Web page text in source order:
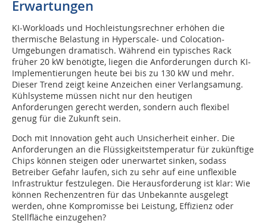
Erwartungen
KI-Workloads und Hochleistungsrechner erhöhen die
thermische Belastung in Hyperscale- und Colocation-
Umgebungen dramatisch. Während ein typisches Rack
früher 20 kW benötigte, liegen die Anforderungen durch KI-
Implementierungen heute bei bis zu 130 kW und mehr.
Dieser Trend zeigt keine Anzeichen einer Verlangsamung.
Kühlsysteme müssen nicht nur den heutigen
Anforderungen gerecht werden, sondern auch flexibel
genug für die Zukunft sein.
Doch mit Innovation geht auch Unsicherheit einher. Die
Anforderungen an die Flüssigkeitstemperatur für zukünftige
Chips können steigen oder unerwartet sinken, sodass
Betreiber Gefahr laufen, sich zu sehr auf eine unflexible
Infrastruktur festzulegen. Die Herausforderung ist klar: Wie
können Rechenzentren für das Unbekannte ausgelegt
werden, ohne Kompromisse bei Leistung, Effizienz oder
Stellfläche einzugehen?